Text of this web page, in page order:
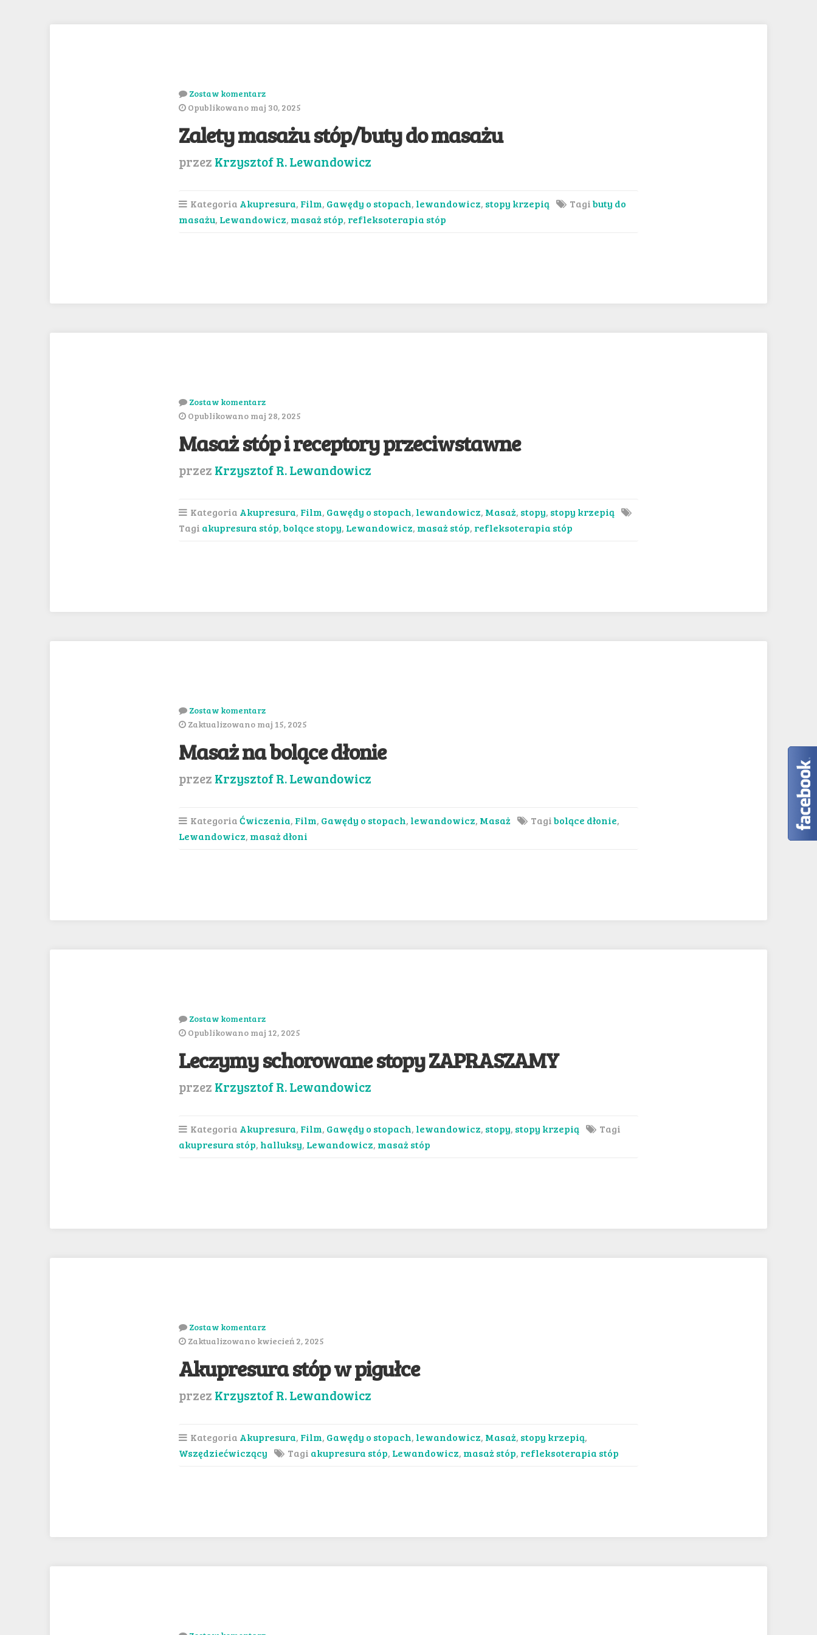
Zostaw komentarz
Opublikowano maj 30, 2025
Zalety masażu stóp/buty do masażu
przez Krzysztof R. Lewandowicz
Kategoria Akupresura, Film, Gawędy o stopach, lewandowicz, stopy krzepią Tagibuty do
masażu, Lewandowicz, masaż stóp, refleksoterapia stóp
Zostaw komentarz
Opublikowano maj 28, 2025
Masaż stóp i receptory przeciwstawne
przez Krzysztof R. Lewandowicz
Kategoria Akupresura, Film, Gawędy o stopach, lewandowicz, Masaż, stopy, stopy krzepią
Tagi akupresura stóp,bolące stopy, Lewandowicz, masaż stóp, refleksoterapia stóp
Zostaw komentarz
Zaktualizowano maj 15, 2025
Masaż na bolące dłonie
przez Krzysztof R. Lewandowicz
KategoriaĆwiczenia, Film, Gawędy o stopach, lewandowicz, Masaż Tagibolące dłonie,
Lewandowicz, masaż dłoni
Zostaw komentarz
Opublikowano maj 12, 2025
Leczymy schorowane stopy ZAPRASZAMY
przez Krzysztof R. Lewandowicz
Kategoria Akupresura, Film, Gawędy o stopach, lewandowicz, stopy, stopy krzepią
Tagi
akupresura stóp, halluksy, Lewandowicz, masaż stóp
Zostaw komentarz
Zaktualizowano kwiecień 2, 2025
Akupresura stóp w pigułce
przez Krzysztof R. Lewandowicz
Kategoria Akupresura, Film, Gawędy o stopach, lewandowicz, Masaż, stopy krzepią,
Wszędziećwiczący
Tagi akupresura stóp, Lewandowicz, masaż stóp, refleksoterapia stóp